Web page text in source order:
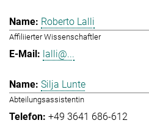
Roberto Lalli
Affiliierter Wissenschaftler
lalli@...
Silja Lunte
Abteilungsassistentin
+49 3641 686-612